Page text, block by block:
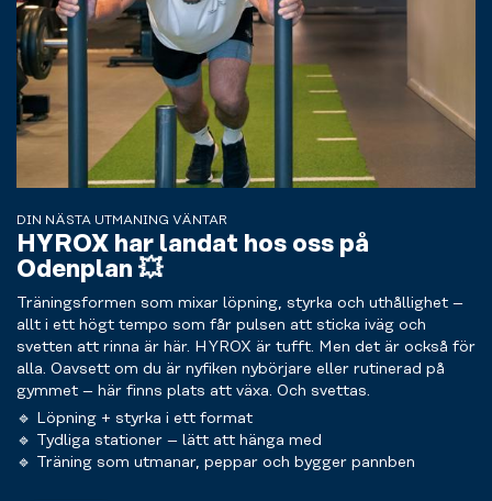
DIN NÄSTA UTMANING VÄNTAR
HYROX har landat hos oss på
Odenplan 💥
Träningsformen som mixar löpning, styrka och uthållighet –
allt i ett högt tempo som får pulsen att sticka iväg och
svetten att rinna är här. HYROX är tufft. Men det är också för
alla. Oavsett om du är nyfiken nybörjare eller rutinerad på
gymmet – här finns plats att växa. Och svettas.
🔹 Löpning + styrka i ett format
🔹 Tydliga stationer – lätt att hänga med
🔹 Träning som utmanar, peppar och bygger pannben